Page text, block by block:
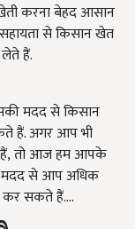
करना बेहद आसान
से किसान खेत
हैं.
मदद से किसान
हैं. अगर आप भी
हैं, तो आज हम आपके
मदद से आप अधिक
कर सकते हैं....